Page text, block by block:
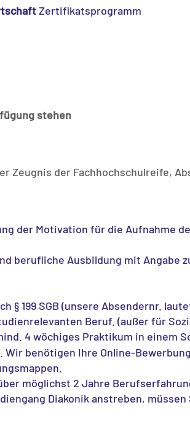
Zertifikatsprogramm
stehen
Zeugnis der Fachhochschulreife,
der Motivation für die Aufnahme
berufliche Ausbildung mit Angabe
199 SGB (unsere Absendernr. lautet
Beruf. (außer für
4 wöchiges Praktikum in einem
Wir benötigen Ihre Online-
möglichst 2 Jahre
Diakonik anstreben,